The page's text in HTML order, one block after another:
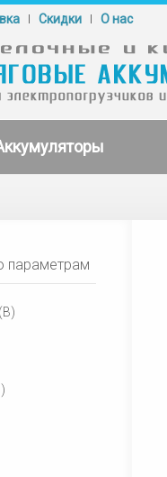
Cкидки О нас
параметрам